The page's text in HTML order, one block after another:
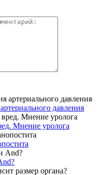
давления
Мнение уролога